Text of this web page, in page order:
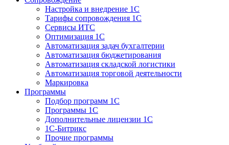
Настройка и внедрение 1С
Тарифы сопровождения 1С
Сервисы ИТС
Оптимизация 1С
Автоматизация задач бухгалтерии
Автоматизация бюджетирования
Автоматизация складской логистики
Автоматизация торговой деятельности
Маркировка
Программы
Подбор программ 1С
Программы 1С
Дополнительные лицензии 1С
1С-Битрикс
Прочие программы